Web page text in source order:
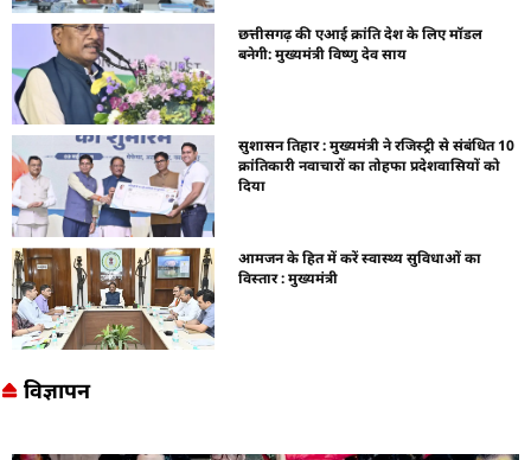
छत्तीसगढ़ की एआई क्रांति देश के लिए मॉडल
बनेगी: मुख्यमंत्री विष्णु देव साय
सुशासन तिहार : मुख्यमंत्री ने रजिस्ट्री से संबंधित 10
क्रांतिकारी नवाचारों का तोहफा प्रदेशवासियों को
दिया
आमजन के हित में करें स्वास्थ्य सुविधाओं का
विस्तार : मुख्यमंत्री
विज्ञापन